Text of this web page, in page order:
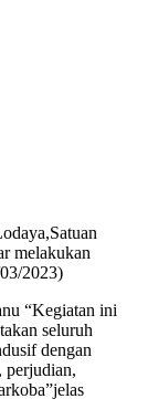
melakukan
2023)
“Kegiatan ini
seluruh
dengan
perjudian,